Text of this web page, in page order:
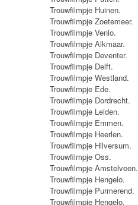
Trouwfilmpje Huinen.
Trouwfilmpje Zoetemeer.
Trouwfilmpje Venlo.
Trouwfilmpje Alkmaar.
Trouwfilmpje Deventer.
Trouwfilmpje Delft.
Trouwfilmpje Westland.
Trouwfilmpje Ede.
Trouwfilmpje Dordrecht.
Trouwfilmpje Leiden.
Trouwfilmpje Emmen.
Trouwfilmpje Heerlen.
Trouwfilmpje Hilversum.
Trouwfilmpje Oss.
Trouwfilmpje Amstelveen.
Trouwfilmpje Hengelo.
Trouwfilmpje Purmerend.
Trouwfilmpje Hengelo.